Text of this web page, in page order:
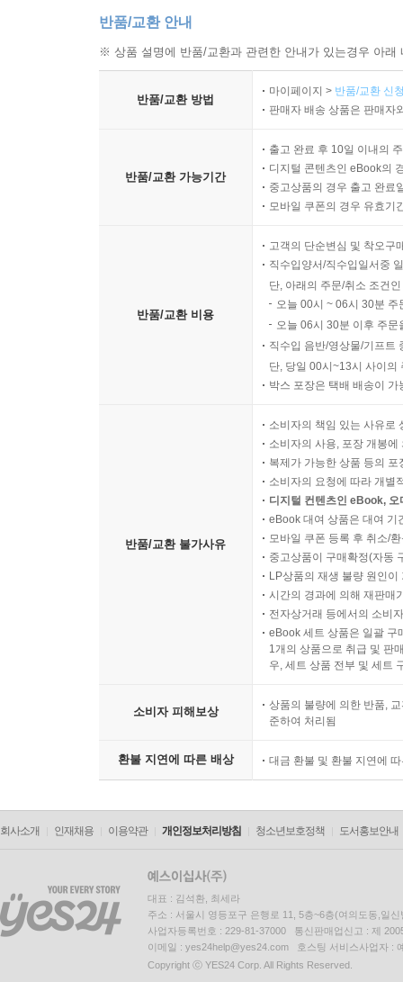
반품/교환 안내
※ 상품 설명에 반품/교환과 관련한 안내가 있는경우 아
반품/교환 방법
마이페이지 > 반품/교환 신
판매자 배송 상품은 판매자
반품/교환 가능기간
출고 완료 후 10일 이내의
디지털 콘텐츠인 eBook의
중고상품의 경우 출고 완료
모바일 쿠폰의 경우 유효기
반품/교환 비용
고객의 단순변심 및 착오구
직수입양서/직수입일서중
단, 아래의 주문/취소 조건
오늘 00시 ~ 06시 30분
오늘 06시 30분 이후 주
직수입 음반/영상물/기프트
단, 당일 00시~13시 사이의
박스 포장은 택배 배송이
반품/교환 불가사유
소비자의 책임 있는 사유로
소비자의 사용, 포장 개봉
복제가 가능한 상품 등의
소비자의 요청에 따라 개별
디지털 컨텐츠인 eBook,
eBook 대여 상품은 대여 기
모바일 쿠폰 등록 후 취소/
중고상품이 구매확정(자동
LP상품의 재생 불량 원인
시간의 경과에 의해 재판매
전자상거래 등에서의 소비
eBook 세트 상품은 일괄 구
1개의 상품으로 취급 및 판
우, 세트 상품 전부 및 세트
소비자 피해보상
상품의 불량에 의한 반품,
준하여 처리됨
환불 지연에 따른 배상 대금 환불 및 환불 지연에
회사소개 인재채용 이용약관 개인정보처리방침 청소년보호정책 도서홍보안내
대표 : 김석환, 최세라
주소 : 서울시 영등포구 은행로 11, 5층~6층(여의도동,일신
사업자등록번호 : 229-81-37000 통신판매업신고 : 제
이메일 : yes24help@yes24.com 호스팅 서비스사업자 :
Copyright ⓒ YES24 Corp. All Rights Reserved.